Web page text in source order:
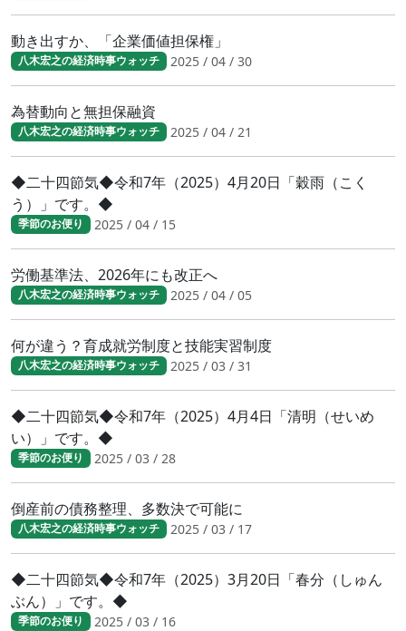
動き出すか、「企業価値担保権」
八木宏之の経済時事ウォッチ 2025 / 04 / 30
為替動向と無担保融資
八木宏之の経済時事ウォッチ 2025 / 04 / 21
◆二十四節気◆令和7年（2025）4月20日「穀雨（こく
う）」です。◆
季節のお便り 2025 / 04 / 15
労働基準法、2026年にも改正へ
八木宏之の経済時事ウォッチ 2025 / 04 / 05
何が違う？育成就労制度と技能実習制度
八木宏之の経済時事ウォッチ 2025 / 03 / 31
◆二十四節気◆令和7年（2025）4月4日「清明（せいめ
い）」です。◆
季節のお便り 2025 / 03 / 28
倒産前の債務整理、多数決で可能に
八木宏之の経済時事ウォッチ 2025 / 03 / 17
◆二十四節気◆令和7年（2025）3月20日「春分（しゅん
ぶん）」です。◆
季節のお便り 2025 / 03 / 16